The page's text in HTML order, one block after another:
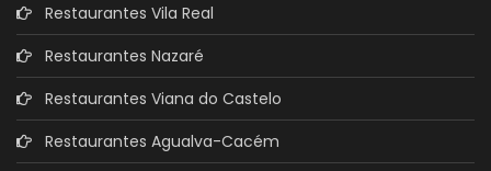
Restaurantes Vila Real
Restaurantes Nazaré
Restaurantes Viana do Castelo
Restaurantes Agualva-Cacém